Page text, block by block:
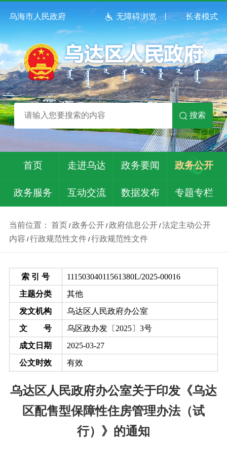
乌海市人民政府 无障碍浏览 长者模式
搜索
首页 走进乌达 政务要闻 政务公开
政务服务 互动交流 数据发布 专题专栏
当前位置： 首页 /政务公开/政府信息公开/法定主动公开
内容 /行政规范性文件/行政规范性文件
索 引 号
11150304011561380L/2025-00016
主题分类
其他
发文机构
乌达区人民政府办公室
文 号
乌区政办发〔2025〕3号
成文日期
2025-03-27
公文时效
有效
乌达区人民政府办公室关于印发《乌达
区配售型保障性住房管理办法（试
行）》的通知